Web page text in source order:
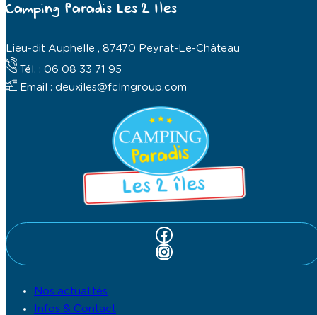
Camping Paradis Les 2 Iles
Lieu-dit Auphelle , 87470 Peyrat-Le-Château
Tél. : 06 08 33 71 95
Email : deuxiles@fclmgroup.com
Facebook
Instagram
Nos actualités
Infos & Contact